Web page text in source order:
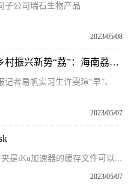
子公司瑞石生物产品
2023/05/08
全球热头条丨果然有种｜海南乡村振兴新势“荔”：海南荔枝推新打“早”字招牌
者易帆实习生许雯瑄“早”、
2023/05/07
是iKu加速器的缓存文件可以...
2023/05/07